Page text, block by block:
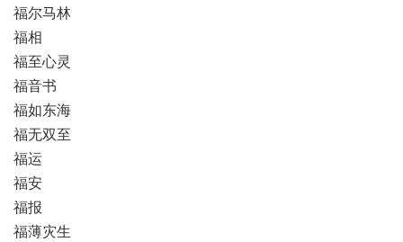
福尔马林
福相
福至心灵
福音书
福如东海
福无双至
福运
福安
福报
福薄灾生